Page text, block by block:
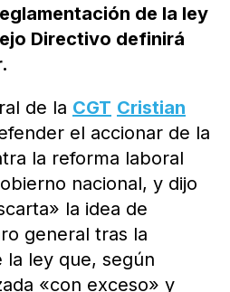
de la ley
Directivo definirá
de la CGT Cristian
el accionar de la
la reforma laboral
nacional, y dijo
la idea de
general tras la
la ley que, según
«con exceso» y